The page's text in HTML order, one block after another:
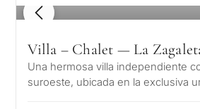
1 / 8
Villa – Chalet — La
Una hermosa villa independiente
suroeste, ubicada en la exclusiva